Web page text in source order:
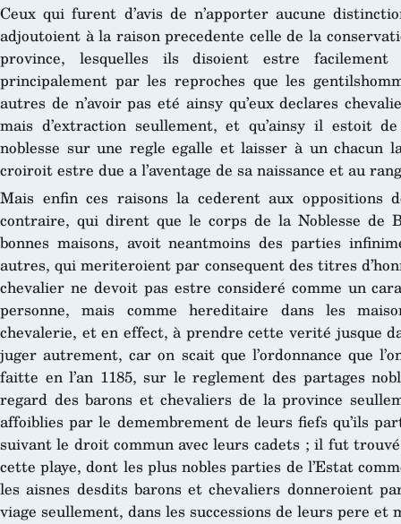
Ceux qui furent d’avis de n’apporter aucune
adjoutoient à la raison precedente celle de la
province, lesquelles ils disoient estre
principalement par les reproches que les
autres de n’avoir pas eté ainsy qu’eux declares
mais d’extraction seullement, et qu’ainsy il estoit
noblesse sur une regle egalle et laisser à un chacun
croiroit estre due a l’aventage de sa naissance et au
Mais enfin ces raisons la cederent aux oppositions
contraire, qui dirent que le corps de la Noblesse de
bonnes maisons, avoit neantmoins des parties
autres, qui meriteroient par consequent des titres
chevalier ne devoit pas estre consideré comme un
personne, mais comme hereditaire dans les
chevalerie, et en effect, à prendre cette verité jusque
juger autrement, car on scait que l’ordonnance que
faitte en l’an 1185, sur le reglement des partages
regard des barons et chevaliers de la province
affoiblies par le demembrement de leurs fiefs qu’ils
suivant le droit commun avec leurs cadets ; il fut
cette playe, dont les plus nobles parties de l’Estat
les aisnes desdits barons et chevaliers donneroient
viage seullement, dans les successions de leurs pere et